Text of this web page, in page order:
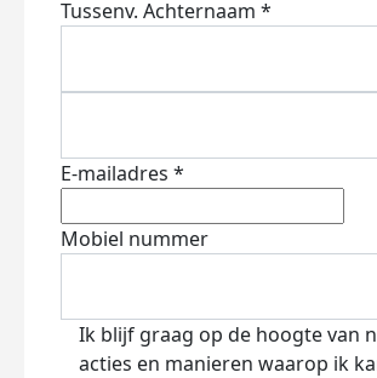
Tussenv. Achternaam *
E-mailadres *
Mobiel nummer
Ik blijf graag op de hoogte van
acties en manieren waarop ik